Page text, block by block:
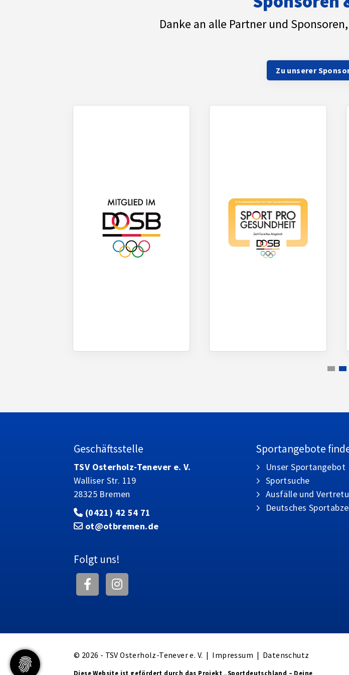
Danke an alle Partner und
Zu unserer
Geschäftsstelle
TSV Osterholz-Tenever e. V.
Walliser Str. 119
28325 Bremen
(0421) 42 54 71
ot@otbremen.de
Sportangebote
Unser Sportangebot
Sportsuche
Ausfälle und
Deutsches
Folgt uns!
© 2026 - TSV Osterholz-Tenever e. V. | Impressum | Datenschutz
Diese Website ist gefördert durch das Projekt „Sportdeutschland – Deine